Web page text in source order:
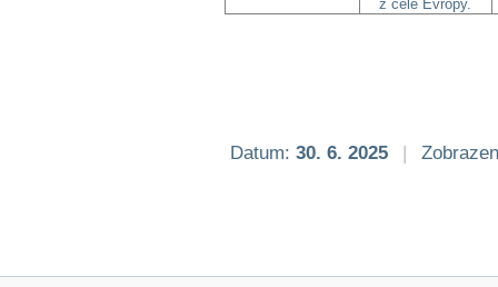
z celé Evropy.
Datum: 30. 6. 2025 |